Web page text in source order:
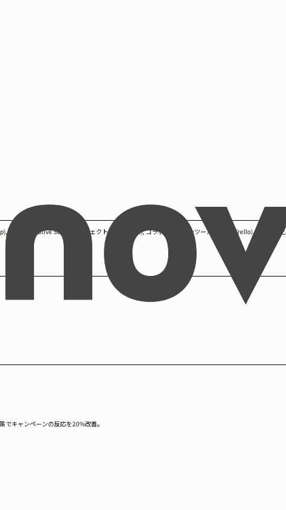
Creative Suite, プロジェクト管理 (Asana), コラボレーションツール (Slack, Trello), SEO最適化
キャンペーンの反応を20%改善。